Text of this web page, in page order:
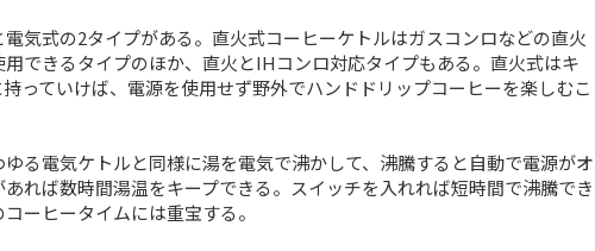
気式の2タイプがある。直火式コーヒーケトルはガスコンロなどの直火
できるタイプのほか、直火とIHコンロ対応タイプもある。直火式はキ
っていけば、電源を使用せず野外でハンドドリップコーヒーを楽しむこ
る電気ケトルと同様に湯を電気で沸かして、沸騰すると自動で電源がオ
れば数時間湯温をキープできる。スイッチを入れれば短時間で沸騰でき
ーヒータイムには重宝する。